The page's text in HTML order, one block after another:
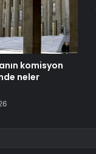
komisyon
neler